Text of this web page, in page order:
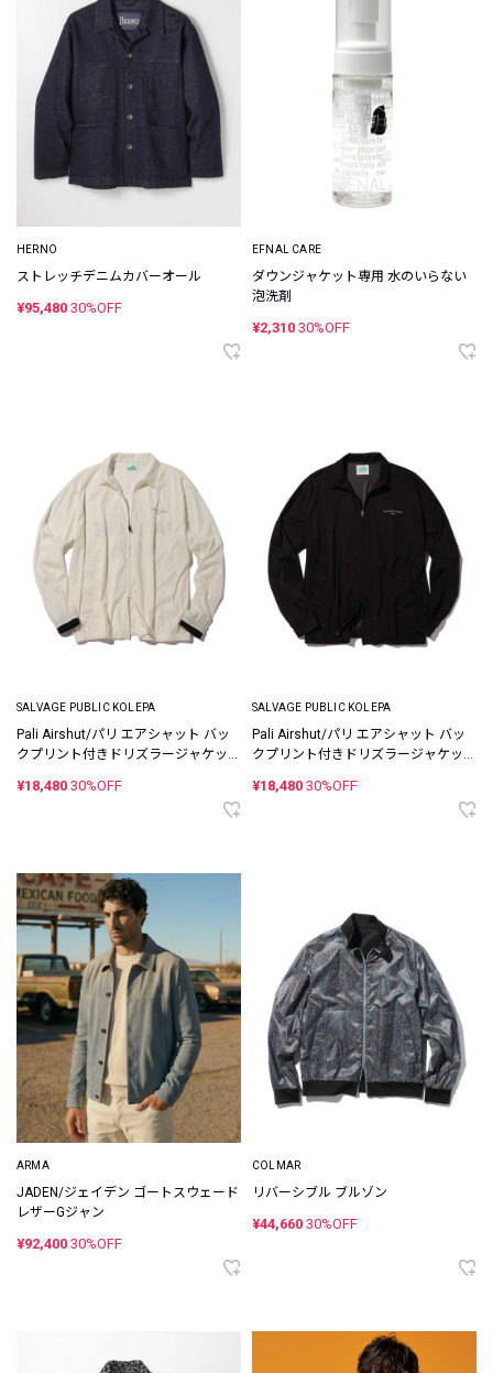
HERNO
ストレッチデニムカバーオール
¥95,480 30%OFF
EFNAL CARE
ダウンジャケット専用 水のいらない
泡洗剤
¥2,310 30%OFF
SALVAGE PUBLIC KOLEPA
Pali Airshut/パリ エアシャット バッ
クプリント付きドリズラージャケッ
¥18,480 30%OFF
SALVAGE PUBLIC KOLEPA
Pali Airshut/パリ エアシャット バッ
クプリント付きドリズラージャケッ
¥18,480 30%OFF
ARMA
JADEN/ジェイデン ゴートスウェード
レザーGジャン
¥92,400 30%OFF
COLMAR
リバーシブル ブルゾン
¥44,660 30%OFF